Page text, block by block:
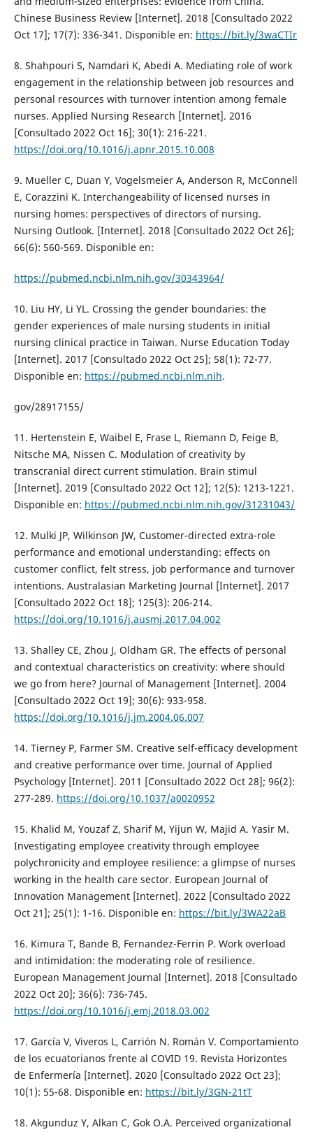
Chinese Business Review [Internet]. 2018 [Consultado 2022
Oct 17]; 17(7): 336-341. Disponible en: https://bit.ly/3waCTIr
8. Shahpouri S, Namdari K, Abedi A. Mediating role of work
engagement in the relationship between job resources and
personal resources with turnover intention among female
nurses. Applied Nursing Research [Internet]. 2016
[Consultado 2022 Oct 16]; 30(1): 216-221.
https://doi.org/10.1016/j.apnr.2015.10.008
9. Mueller C, Duan Y, Vogelsmeier A, Anderson R, McConnell
E, Corazzini K. Interchangeability of licensed nurses in
nursing homes: perspectives of directors of nursing.
Nursing Outlook. [Internet]. 2018 [Consultado 2022 Oct 26];
66(6): 560-569. Disponible en:
https://pubmed.ncbi.nlm.nih.gov/30343964/
10. Liu HY, Li YL. Crossing the gender boundaries: the
gender experiences of male nursing students in initial
nursing clinical practice in Taiwan. Nurse Education Today
[Internet]. 2017 [Consultado 2022 Oct 25]; 58(1): 72-77.
Disponible en: https://pubmed.ncbi.nlm.nih.
gov/28917155/
11. Hertenstein E, Waibel E, Frase L, Riemann D, Feige B,
Nitsche MA, Nissen C. Modulation of creativity by
transcranial direct current stimulation. Brain stimul
[Internet]. 2019 [Consultado 2022 Oct 12]; 12(5): 1213-1221.
Disponible en: https://pubmed.ncbi.nlm.nih.gov/31231043/
12. Mulki JP, Wilkinson JW, Customer-directed extra-role
performance and emotional understanding: effects on
customer conflict, felt stress, job performance and turnover
intentions. Australasian Marketing Journal [Internet]. 2017
[Consultado 2022 Oct 18]; 125(3): 206-214.
https://doi.org/10.1016/j.ausmj.2017.04.002
13. Shalley CE, Zhou J, Oldham GR. The effects of personal
and contextual characteristics on creativity: where should
we go from here? Journal of Management [Internet]. 2004
[Consultado 2022 Oct 19]; 30(6): 933-958.
https://doi.org/10.1016/j.jm.2004.06.007
14. Tierney P, Farmer SM. Creative self-efficacy development
and creative performance over time. Journal of Applied
Psychology [Internet]. 2011 [Consultado 2022 Oct 28]; 96(2):
277-289. https://doi.org/10.1037/a0020952
15. Khalid M, Youzaf Z, Sharif M, Yijun W, Majid A. Yasir M.
Investigating employee creativity through employee
polychronicity and employee resilience: a glimpse of nurses
working in the health care sector. European Journal of
Innovation Management [Internet]. 2022 [Consultado 2022
Oct 21]; 25(1): 1-16. Disponible en: https://bit.ly/3WA22aB
16. Kimura T, Bande B, Fernandez-Ferrin P. Work overload
and intimidation: the moderating role of resilience.
European Management Journal [Internet]. 2018 [Consultado
2022 Oct 20]; 36(6): 736-745.
https://doi.org/10.1016/j.emj.2018.03.002
17. García V, Viveros L, Carrión N. Román V. Comportamiento
de los ecuatorianos frente al COVID 19. Revista Horizontes
de Enfermería [Internet]. 2020 [Consultado 2022 Oct 23];
10(1): 55-68. Disponible en: https://bit.ly/3GN-21tT
18. Akgunduz Y, Alkan C, Gok O.A. Perceived organizational